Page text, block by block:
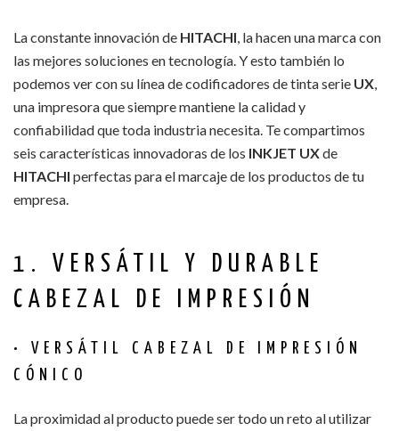
La constante innovación de HITACHI , la hacen una marca con
las mejores soluciones en tecnología. Y esto también lo
podemos ver con su línea de codificadores de tinta serie UX
una impresora que siempre mantiene la calidad y
confiabilidad que toda industria necesita. Te compartimos
seis características innovadoras de los INKJET UXde
HITACHI perfectas para el marcaje de los productos de tu
empresa.
1. VERSÁTIL Y DURABLE
CABEZAL DE IMPRESIÓN
• VERSÁTIL CABEZAL DE IMPRESIÓN
CÓNICO
La proximidad al producto puede ser todo un reto al utilizar